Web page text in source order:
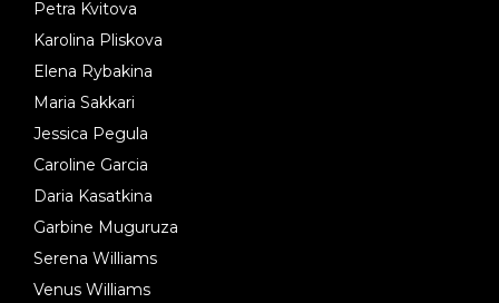
Petra Kvitova
Karolina Pliskova
Elena Rybakina
Maria Sakkari
Jessica Pegula
Caroline Garcia
Daria Kasatkina
Garbine Muguruza
Serena Williams
Venus Williams